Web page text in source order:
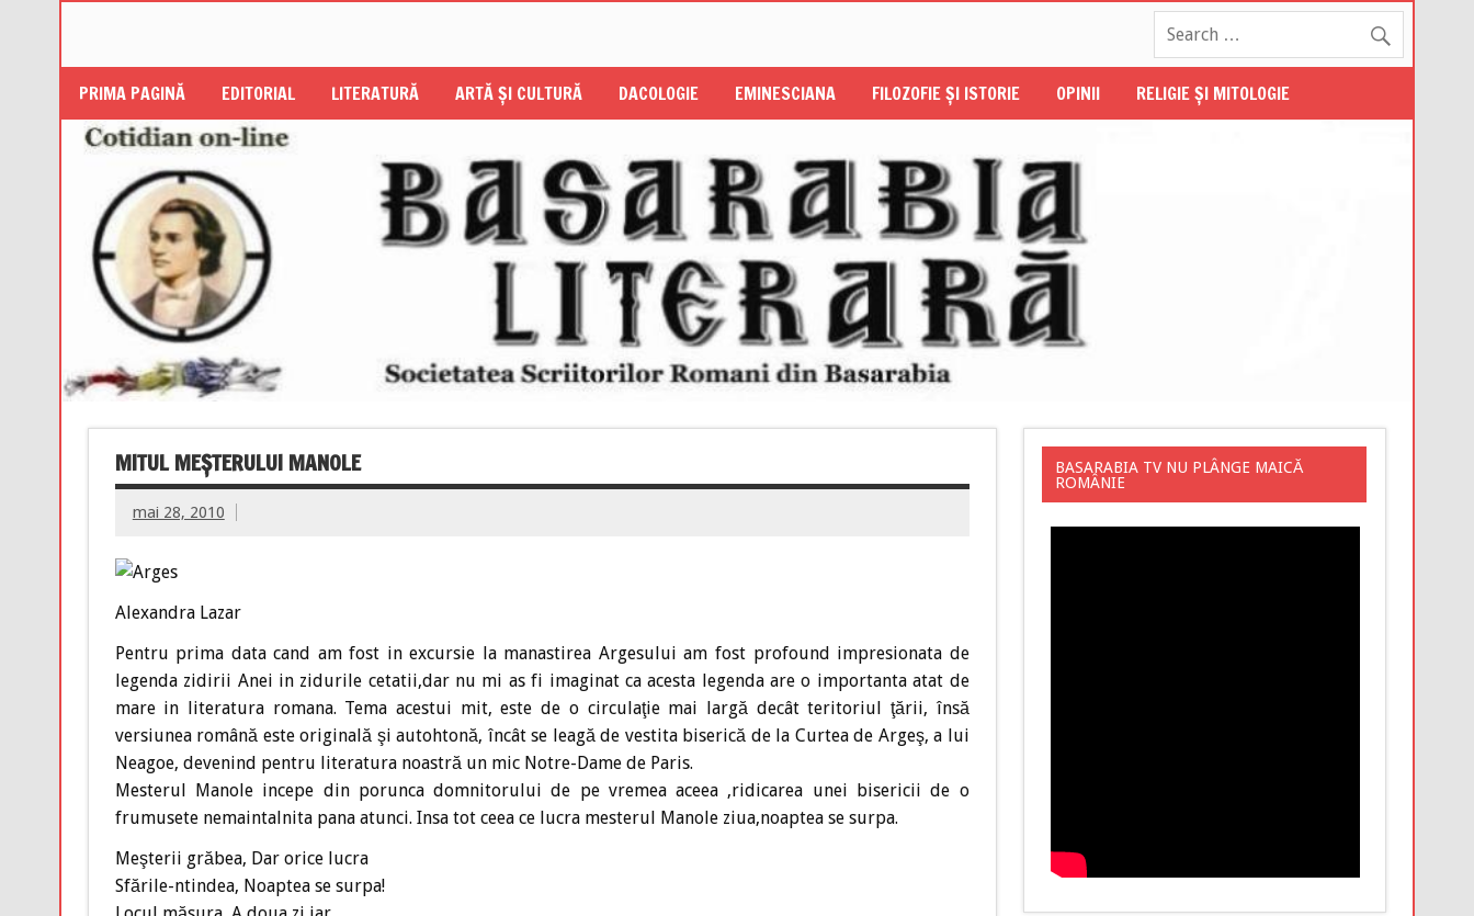
PRIMA PAGINĂ EDITORIAL LITERATURĂ ARTĂ ŞI CULTURĂ DACOLOGIE EMINESCIANA FILOZOFIE ŞI ISTORIE OPINII RELIGIE ŞI MITOLOGIE
MITUL MEŞTERULUI MANOLE
mai 28, 2010
Alexandra Lazar
Pentru prima data cand am fost in excursie la manastirea Argesului am fost profound impresionata de
legenda zidirii Anei in zidurile cetatii,dar nu mi as fi imaginat ca acesta legenda are o importanta atat de
mare in literatura romana. Tema acestui mit, este de o circulaţie mai largă decât teritoriul ţării, însă
versiunea română este originală şi autohtonă, încât se leagă de vestita biserică de la Curtea de Argeş, a lui
Neagoe, devenind pentru literatura noastră un mic Notre-Dame de Paris.
Mesterul Manole incepe din porunca domnitorului de pe vremea aceea ,ridicarea unei bisericii de o
frumusete nemaintalnita pana atunci. Insa tot ceea ce lucra mesterul Manole ziua,noaptea se surpa.
Meşterii grăbea, Dar orice lucra
Sfările-ntindea, Noaptea se surpa!
BASARABIA TV NU PLÂNGE MAICĂ
ROMÂNIE